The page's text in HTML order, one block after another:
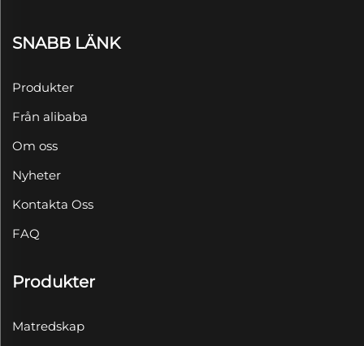
SNABB LÄNK
Produkter
Från alibaba
Om oss
Nyheter
Kontakta Oss
FAQ
Produkter
Matredskap